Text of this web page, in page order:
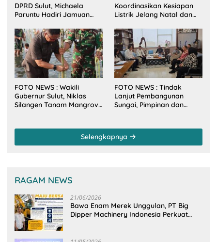
DPRD Sulut, Michaela
Paruntu Hadiri Jamuan
Sulut Bersama Wamenkes
RI
Koordinasikan Kesiapan
Listrik Jelang Natal dan
FOTO NEWS : Wakili
Gubernur Sulut, Niklas
Silangen Tanam Mangrove
FOTO NEWS : Tindak
Lanjut Pembangunan
Sungai, Pimpinan dan
Kementerian PU-RI
Selengkapnya
RAGAM NEWS
21/06/2026
Bawa Enam Merek Unggulan, PT Big
Dipper Machinery Indonesia Perkuat